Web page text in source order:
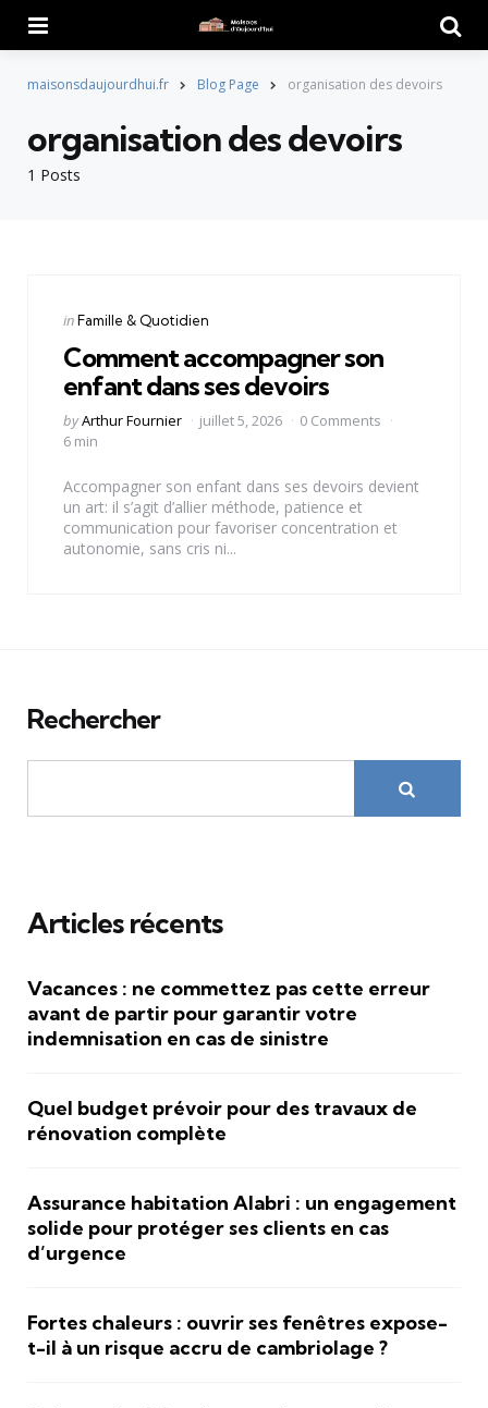
maisonsdaujourdhui.fr Blog Page organisation des devoirs
1 Posts
organisation des devoirs
Categories
Posted
inFamille & Quotidien
Comment accompagner son
enfant dans ses devoirs
Posted
by
byArthur Fournier juillet 5, 2026
0 Comments
6 min
Accompagner son enfant dans ses devoirs devient
un art: il s’agit d’allier méthode, patience et
communication pour favoriser concentration et
autonomie, sans cris ni...
Rechercher
Articles récents
Vacances : ne commettez pas cette erreur
avant de partir pour garantir votre
indemnisation en cas de sinistre
Quel budget prévoir pour des travaux de
rénovation complète
Assurance habitation Alabri : un engagement
solide pour protéger ses clients en cas
d’urgence
Fortes chaleurs : ouvrir ses fenêtres expose-
t-il à un risque accru de cambriolage ?